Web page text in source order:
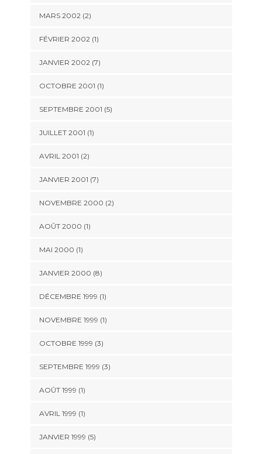
MARS 2002 (2)
FÉVRIER 2002 (1)
JANVIER 2002 (7)
OCTOBRE 2001 (1)
SEPTEMBRE 2001 (5)
JUILLET 2001 (1)
AVRIL 2001 (2)
JANVIER 2001 (7)
NOVEMBRE 2000 (2)
AOÛT 2000 (1)
MAI 2000 (1)
JANVIER 2000 (8)
DÉCEMBRE 1999 (1)
NOVEMBRE 1999 (1)
OCTOBRE 1999 (3)
SEPTEMBRE 1999 (3)
AOÛT 1999 (1)
AVRIL 1999 (1)
JANVIER 1999 (5)